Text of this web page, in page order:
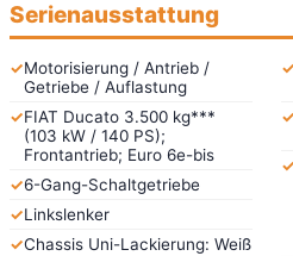
Serienausstattung
✓Motorisierung / Antrieb /
Getriebe / Auflastung
✓FIAT Ducato 3.500 kg***
(103 kW / 140 PS);
Frontantrieb; Euro 6e-bis
✓6-Gang-Schaltgetriebe
✓Linkslenker
✓Chassis Uni-Lackierung: Weiß
✓
✓
✓